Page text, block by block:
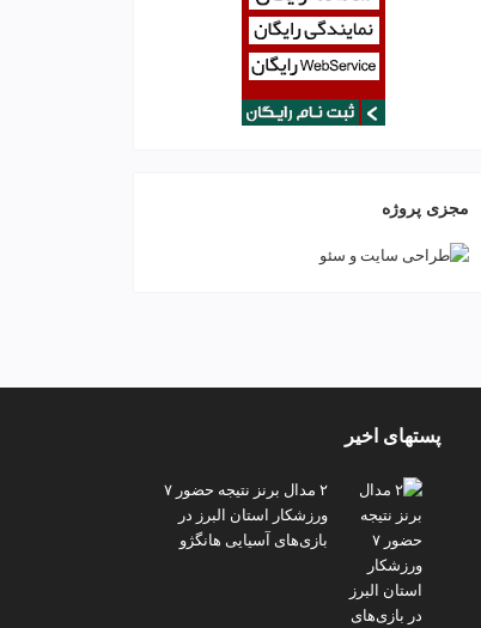
مجزی پروژه
پستهای اخیر
۲ مدال برنز نتیجه حضور ۷
ورزشکار استان البرز در
بازی‌های آسیایی هانگژو